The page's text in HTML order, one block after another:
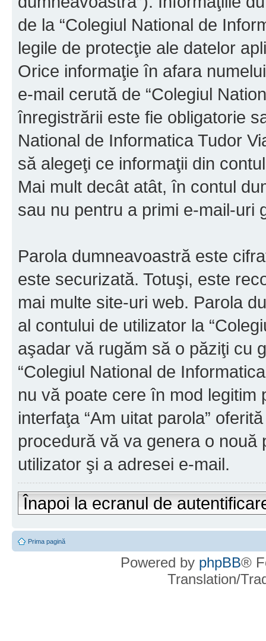
de la “Colegiul National de
legile de protecţie ale datelor
Orice informaţie în afara
e-mail cerută de “Colegiul
înregistrării este fie obligatorie
National de Informatica Tudor
să alegeţi ce informaţii din
Mai mult decât atât, în contul
sau nu pentru a primi e-mail-uri
Parola dumneavoastră este
este securizată. Totuşi, este
mai multe site-uri web. Parola
al contului de utilizator la
aşadar vă rugăm să o păziţi cu
“Colegiul National de
nu vă poate cere în mod legitim
interfaţa “Am uitat parola”
procedură vă va genera o
utilizator şi a adresei e-mail.
Înapoi la ecranul de
Prima pagină
Powered by phpBB®
Translation/